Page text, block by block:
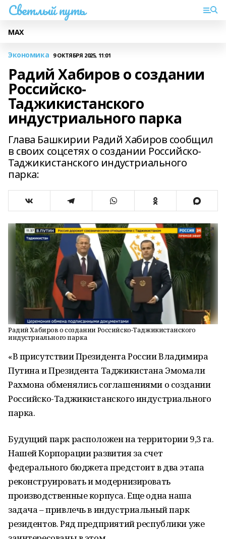
Светлый путь
МАХ
Экономика 9 ОКТЯБРЯ 2025, 11:01
Радий Хабиров о создании
Российско-
Таджикистанского
индустриального парка
Глава Башкирии Радий Хабиров сообщил
в своих соцсетях о создании Российско-
Таджикистанского индустриального
парка:
Радий Хабиров о создании Российско-Таджикистанского
индустриального парка
«В присутствии Президента России Владимира
Путина и Президента Таджикистана Эмомали
Рахмона обменялись соглашениями о создании
Российско-Таджикистанского индустриального
парка.
Будущий парк расположен на территории 9,3 га.
Нашей Корпорации развития за счет
федерального бюджета предстоит в два этапа
реконструировать и модернизировать
производственные корпуса. Еще одна наша
задача – привлечь в индустриальный парк
резидентов. Ряд предприятий республики уже